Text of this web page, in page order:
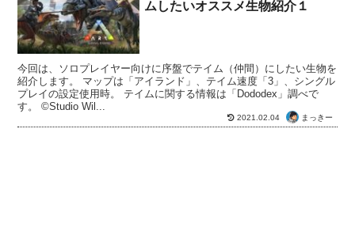
ムしたいオススメ生物紹介１
今回は、ソロプレイヤー向けに序盤でテイム（仲間）にしたい生物を
紹介します。 マップは「アイランド」、テイム速度「3」、シングル
プレイの設定使用時。 テイムに関する情報は「Dododex」調べで
す。 ©Studio Wil...
2021.02.04 まっきー